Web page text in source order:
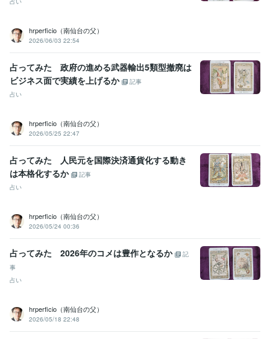
hrperficio（南仙台の父）
2026/06/03 22:54
占ってみた 政府の進める武器輸出5類型撤廃は
ビジネス面で実績を上げるか
記事
占い
hrperficio（南仙台の父）
2026/05/25 22:47
占ってみた 人民元を国際決済通貨化する動き
は本格化するか
記事
占い
hrperficio（南仙台の父）
2026/05/24 00:36
占ってみた 2026年のコメは豊作となるか
記
事
占い
hrperficio（南仙台の父）
2026/05/18 22:48